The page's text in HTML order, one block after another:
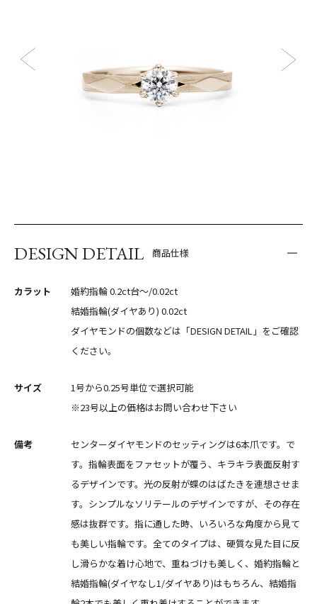
DESIGN DETAIL 商品仕様
カラット
婚約指輪 0.2ct台〜/0.02ct
結婚指輪(ダイヤあり) 0.02ct
ダイヤモンドの個数などは「DESIGN DETAIL」をご確認
ください。
サイズ
1号から0.25号単位で選択可能
※23号以上の価格はお問い合わせ下さい
備考
センターダイヤモンドのセッティングは6本爪です。で
す。指輪表面をファセットが覆う、キラキラ表面反射す
るデザインです。光の反射が蝶のはばたきを連想させま
す。シンプルなソリテールのデザインですが、その存在
感は抜群です。指に通した時、いろいろな角度から見て
も美しい指輪です。全てのタイプは、硬質な見た目に反
し滑らかな着け心地で、重ねづけも美しく、婚約指輪と
結婚指輪(ダイヤなし1/ダイヤあり)はもちろん、結婚指